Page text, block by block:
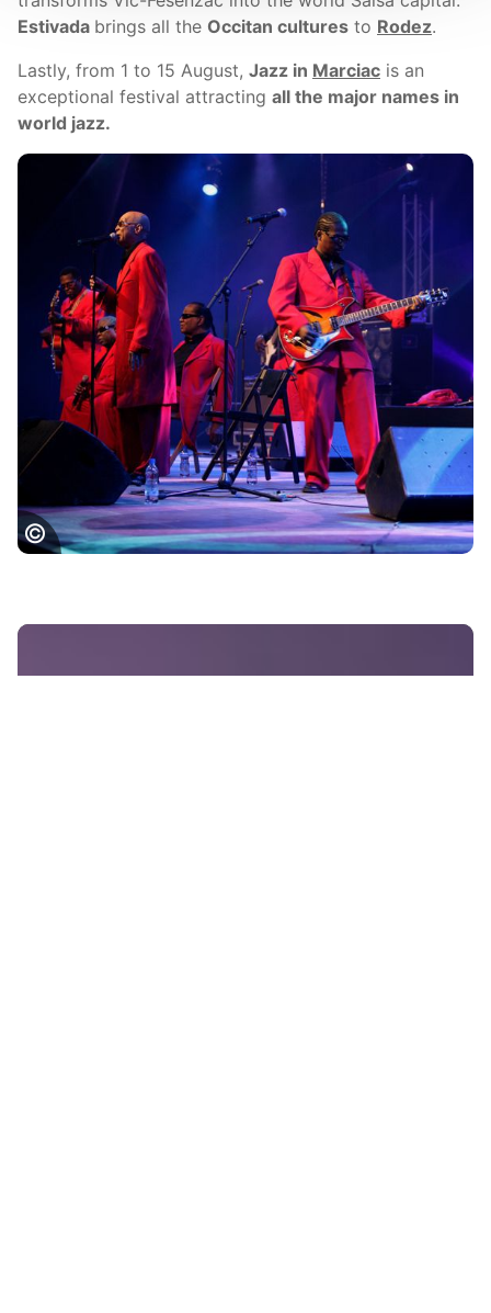
Estivada brings all the Occitan cultures to Rodez.
Lastly, from 1 to 15 August, Jazz in Marciac is an
exceptional festival attracting all the major names in
world jazz.